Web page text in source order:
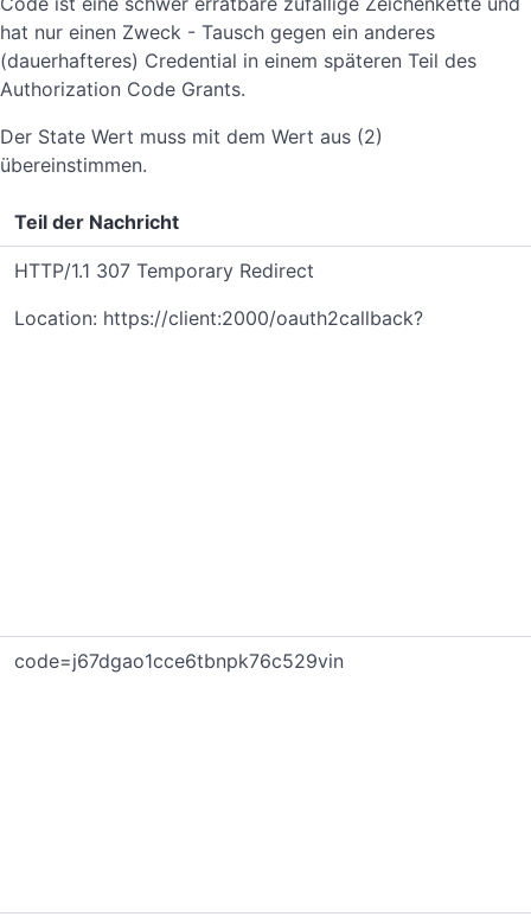
hat nur einen Zweck - Tausch gegen ein anderes
(dauerhafteres) Credential in einem späteren Teil des
Authorization Code Grants.
Der State Wert muss mit dem Wert aus (2)
übereinstimmen.
Teil der Nachricht
HTTP/1.1 307 Temporary Redirect
Location: https://client:2000/oauth2callback?
code=j67dgao1cce6tbnpk76c529vin